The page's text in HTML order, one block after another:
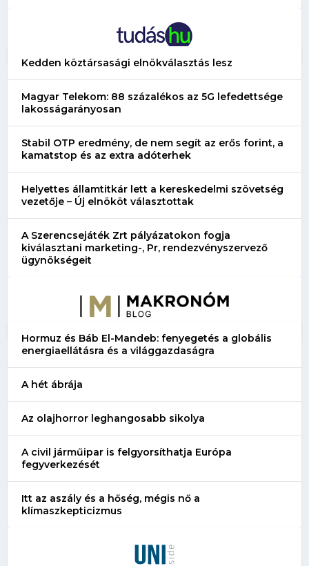
Kedden köztársasági elnökválasztás lesz
Magyar Telekom: 88 százalékos az 5G lefedettsége
lakosságarányosan
Stabil OTP eredmény, de nem segít az erős forint, a
kamatstop és az extra adóterhek
Helyettes államtitkár lett a kereskedelmi szövetség
vezetője – Új elnököt választottak
A Szerencsejáték Zrt pályázatokon fogja
kiválasztani marketing-, Pr, rendezvényszervező
ügynökségeit
Hormuz és Báb El-Mandeb: fenyegetés a globális
energiaellátásra és a világgazdaságra
A hét ábrája
Az olajhorror leghangosabb sikolya
A civil járműipar is felgyorsíthatja Európa
fegyverkezését
Itt az aszály és a hőség, mégis nő a
klímaszkepticizmus